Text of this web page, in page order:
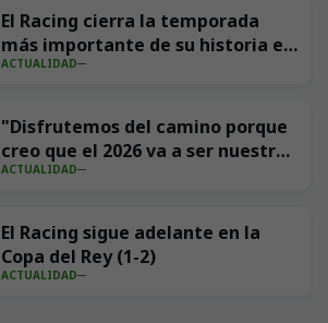
El Racing cierra la temporada
más importante de su historia en
redes con 539 millones de
ACTUALIDAD
"Disfrutemos del camino porque
creo que el 2026 va a ser nuestro
año"
ACTUALIDAD
El Racing sigue adelante en la
Copa del Rey (1-2)
ACTUALIDAD